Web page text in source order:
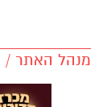
מנהל האתר / 00:21 09.04.12